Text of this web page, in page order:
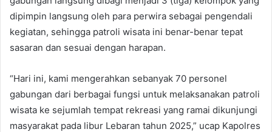
dipimpin langsung oleh para perwira sebagai pengendali
kegiatan, sehingga patroli wisata ini benar-benar tepat
sasaran dan sesuai dengan harapan.
“Hari ini, kami mengerahkan sebanyak 70 personel
gabungan dari berbagai fungsi untuk melaksanakan patroli
wisata ke sejumlah tempat rekreasi yang ramai dikunjungi
masyarakat pada libur Lebaran tahun 2025,” ucap Kapolres